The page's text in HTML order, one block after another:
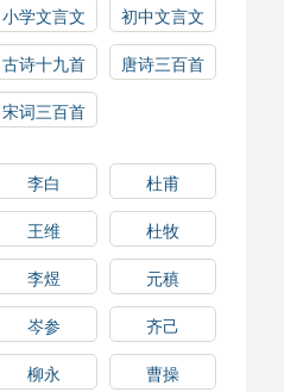
小学文言文
初中文言文
古诗十九首
唐诗三百首
宋词三百首
李白
杜甫
王维
杜牧
李煜
元稹
岑参
齐己
柳永
曹操